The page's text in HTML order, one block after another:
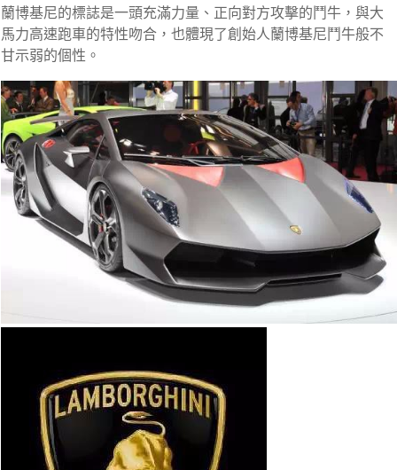
蘭博基尼的標誌是一頭充滿力量、正向對方攻擊的鬥牛，與大
馬力高速跑車的特性吻合，也體現了創始人蘭博基尼鬥牛般不
甘示弱的個性。